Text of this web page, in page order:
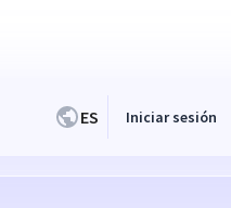
ES Iniciar sesión